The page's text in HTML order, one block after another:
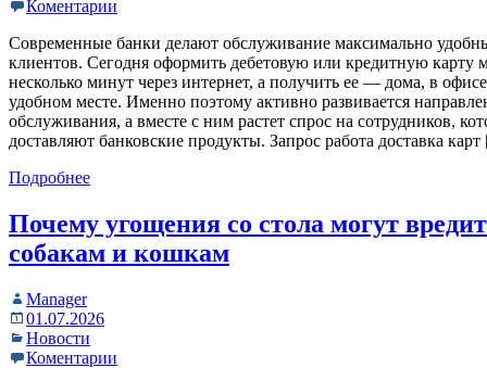
Коментарии
Современные банки делают обслуживание максимально
клиентов. Сегодня оформить дебетовую или кредитную карту
несколько минут через интернет, а получить ее — дома, в
удобном месте. Именно поэтому активно развивается
обслуживания, а вместе с ним растет спрос на сотрудников,
доставляют банковские продукты. Запрос работа доставка
Подробнее
Почему угощения со стола могут
собакам и кошкам
Manager
01.07.2026
Новости
Коментарии